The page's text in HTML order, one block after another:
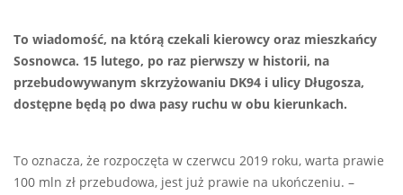
To wiadomość, na którą czekali kierowcy oraz mieszkańcy
Sosnowca. 15 lutego, po raz pierwszy w historii, na
przebudowywanym skrzyżowaniu DK94 i ulicy Długosza,
dostępne będą po dwa pasy ruchu w obu kierunkach.
To oznacza, że rozpoczęta w czerwcu 2019 roku, warta prawie
100 mln zł przebudowa, jest już prawie na ukończeniu. –